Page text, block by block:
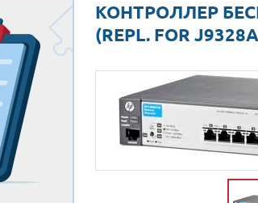
КОНТРОЛЛЕР
(REPL. FOR